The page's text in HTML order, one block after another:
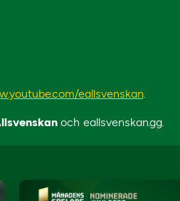
eallsvenskan.
och eallsvenskan.gg.